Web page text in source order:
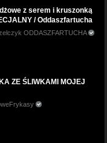
z serem i kruszonką
/ Oddaszfartucha
ODDASZFARTUCHA
ZE ŚLIWKAMI MOJEJ